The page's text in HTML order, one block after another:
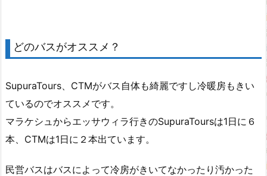
どのバスがオススメ？
SupuraTours、CTMがバス自体も綺麗ですし冷暖房もきい
ているのでオススメです。
マラケシュからエッサウィラ行きのSupuraToursは1日に６
本、CTMは1日に２本出ています。
民営バスはバスによって冷房がきいてなかったり汚かった